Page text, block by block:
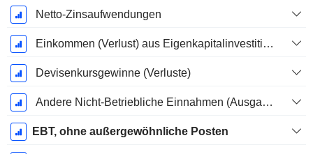
Netto-Zinsaufwendungen
Einkommen (Verlust) aus Eigenkapitalinvestitionen.
Devisenkursgewinne (Verluste)
Andere Nicht-Betriebliche Einnahmen (Ausgaben)
EBT, ohne außergewöhnliche Posten